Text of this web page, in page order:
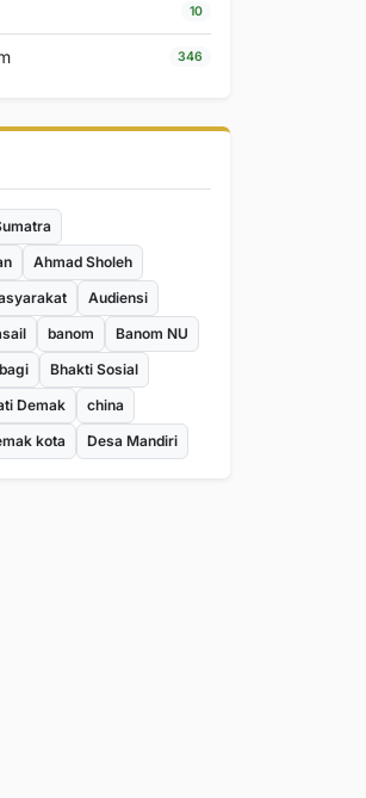
10
346
Ahmad Sholeh
Audiensi
banom
Banom NU
Bhakti Sosial
Demak
china
kota Desa Mandiri